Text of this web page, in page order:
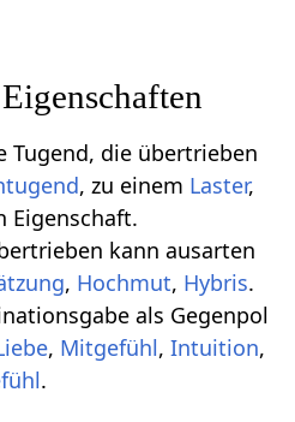
Tugend, die übertrieben
, zu einem Laster,
Eigenschaft.
kann ausarten
, Hochmut, Hybris.
als Gegenpol
, Mitgefühl,Intuition,
.